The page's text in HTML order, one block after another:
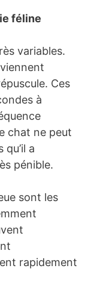
féline
variables.
Ces
à
chat ne peut
a
pénible.
sont les
rapidement